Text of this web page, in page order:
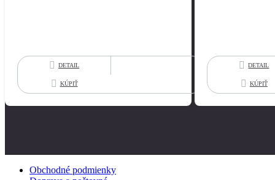
DETAIL
KÚPIŤ
DETAIL
KÚPIŤ
Obchodné podmienky